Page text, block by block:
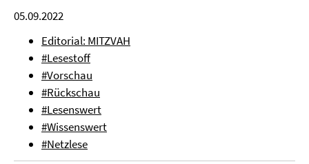
05.09.2022
Editorial: MITZVAH
#Lesestoff
#Vorschau
#Rückschau
#Lesenswert
#Wissenswert
#Netzlese